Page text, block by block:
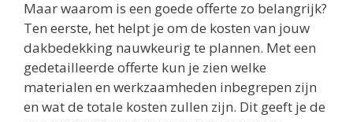
Maar waarom is een goede offerte zo belangrijk?
Ten eerste, het helpt je om de kosten van jouw
dakbedekking nauwkeurig te plannen. Met een
gedetailleerde offerte kun je zien welke
materialen en werkzaamheden inbegrepen zijn
en wat de totale kosten zullen zijn. Dit geeft je de